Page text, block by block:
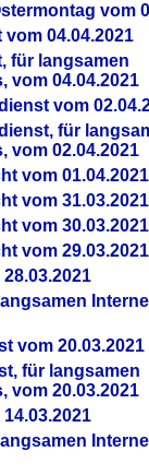
vom
04.04.2021
für langsamen
vom 04.04.2021
vom
für
vom 02.04.2021
vom 01.04.2021
vom 31.03.2021
vom 30.03.2021
vom 29.03.2021
vom 20.03.2021
für langsamen
vom 20.03.2021